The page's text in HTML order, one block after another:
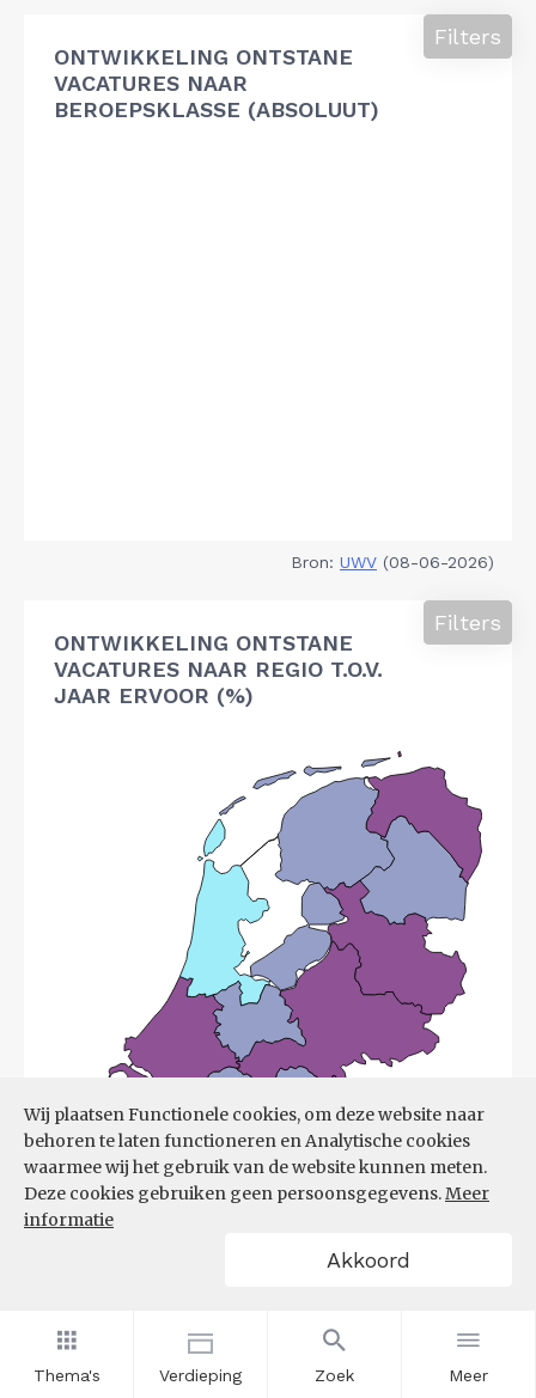
Thema's Verdieping Zoek Meer
Wij plaatsen Functionele cookies, om deze website naar
behoren te laten functioneren en Analytische cookies
waarmee wij het gebruik van de website kunnen meten.
Deze cookies gebruiken geen persoonsgegevens.Meer
informatie
Akkoord
ONTWIKKELING ONTSTANE
VACATURES NAAR
BEROEPSKLASSE (ABSOLUUT)
Filters
Bron: UWV (08-06-2026)
ONTWIKKELING ONTSTANE
VACATURES NAAR REGIO T.O.V.
JAAR ERVOOR (%)
Filters
Bron:
Filters